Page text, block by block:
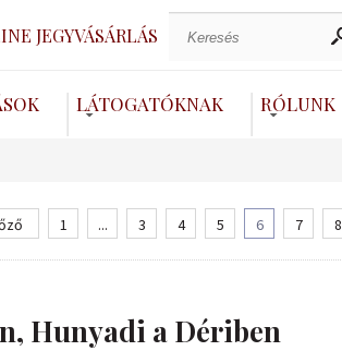
JEGYVÁSÁRLÁS
LÁTOGATÓKNAK RÓLUNK
1 ... 3 4 5 6 7 8
Hunyadi a Dériben